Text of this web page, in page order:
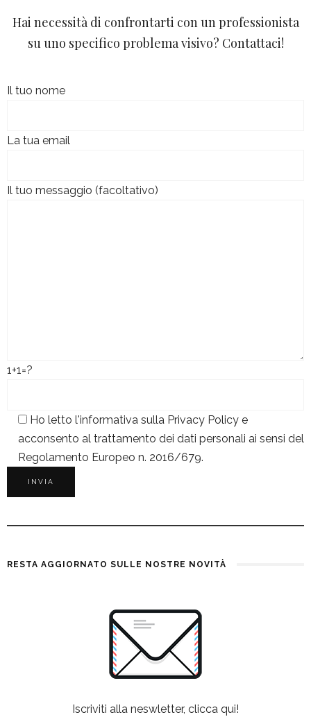
Hai necessità di confrontarti con un professionista
su uno specifico problema visivo? Contattaci!
Il tuo nome
La tua email
Il tuo messaggio (facoltativo)
1+1=?
Ho letto l'informativa sulla Privacy Policy e
acconsento al trattamento dei dati personali ai sensi del
Regolamento Europeo n. 2016/679.
RESTA AGGIORNATO SULLE NOSTRE NOVITÀ
Iscriviti alla neswletter, clicca qui!